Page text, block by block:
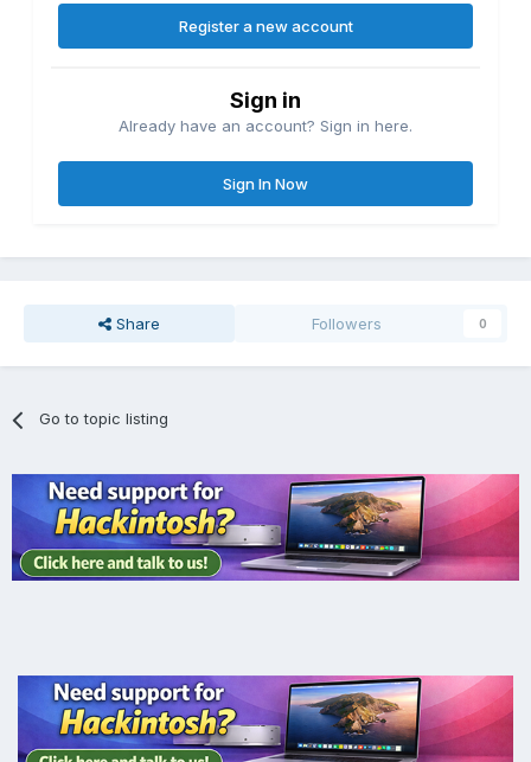
Register a new account
Sign in
Already have an account? Sign in here.
Sign In Now
Share Followers 0
Go to topic listing